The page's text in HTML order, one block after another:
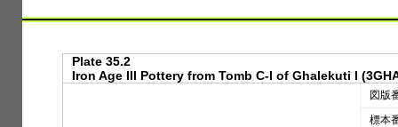
Plate 35.2
Iron Age III Pottery from Tomb C-I of Ghalekuti I
図版
標本